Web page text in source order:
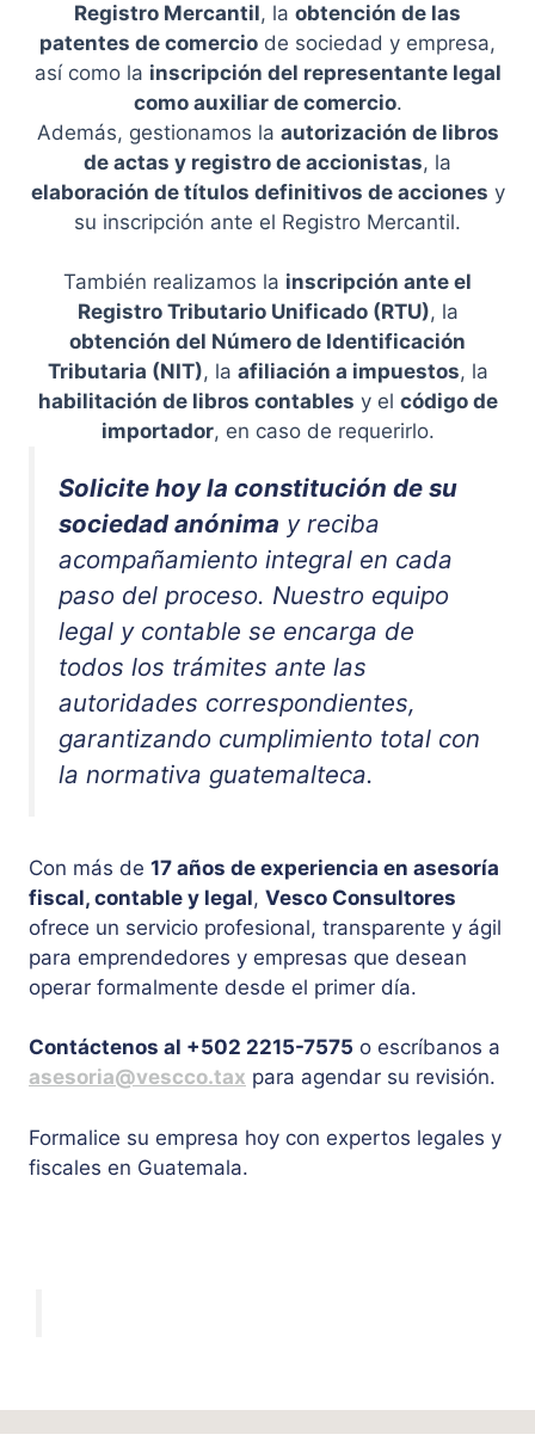
Registro Mercantil, la obtención de las
patentes de comercio de sociedad y empresa,
así como la inscripción del representante legal
como auxiliar de comercio.
Además, gestionamos la autorización de libros
de actas y registro de accionistas, la
elaboración de títulos definitivos de acciones y
su inscripción ante el Registro Mercantil.
También realizamos la inscripción ante el
Registro Tributario Unificado (RTU), la
obtención del Número de Identificación
Tributaria (NIT), la afiliación a impuestos, la
habilitación de libros contables y el código de
importador, en caso de requerirlo.
Solicite hoy la constitución de su
sociedad anónima y reciba
acompañamiento integral en cada
paso del proceso. Nuestro equipo
legal y contable se encarga de
todos los trámites ante las
autoridades correspondientes,
garantizando cumplimiento total con
la normativa guatemalteca.
Con más de 17 años de experiencia en asesoría
fiscal, contable y legal, Vesco Consultores
ofrece un servicio profesional, transparente y ágil
para emprendedores y empresas que desean
operar formalmente desde el primer día.
Contáctenos al +502 2215-7575 o escríbanos a
asesoria@vescco.tax para agendar su revisión.
Formalice su empresa hoy con expertos legales y
fiscales en Guatemala.